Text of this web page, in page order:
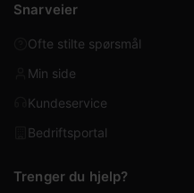
Snarveier
Ofte stilte spørsmål
Min side
Kundeservice
Bedriftsportal
Trenger du hjelp?